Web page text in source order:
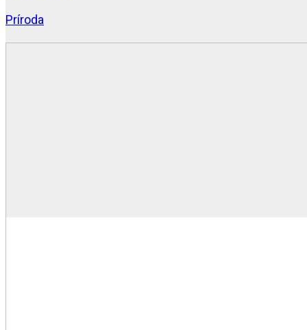
Príroda